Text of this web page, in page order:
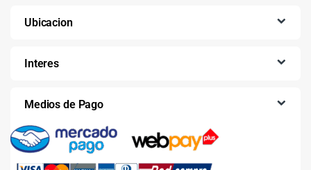
Ubicacion
Interes
Medios de Pago